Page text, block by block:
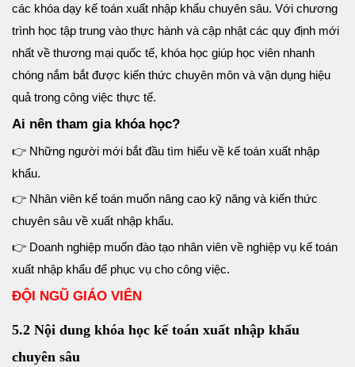
các khóa dạy kế toán xuất nhập khẩu chuyên sâu. Với chương
trình học tập trung vào thực hành và cập nhật các quy định mới
nhất về thương mại quốc tế, khóa học giúp học viên nhanh
chóng nắm bắt được kiến thức chuyên môn và vận dụng hiệu
quả trong công việc thực tế.
Ai nên tham gia khóa học?
👉 Những người mới bắt đầu tìm hiểu về kế toán xuất nhập
khẩu.
👉 Nhân viên kế toán muốn nâng cao kỹ năng và kiến thức
chuyên sâu về xuất nhập khẩu.
👉 Doanh nghiệp muốn đào tạo nhân viên về nghiệp vụ kế toán
xuất nhập khẩu để phục vụ cho công việc.
ĐỘI NGŨ GIÁO VIÊN
5.2 Nội dung khóa học kế toán xuất nhập khẩu
chuyên sâu